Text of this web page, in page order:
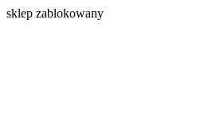
sklep zablokowany